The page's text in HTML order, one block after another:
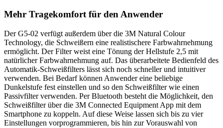
Mehr Tragekomfort für den Anwender
Der G5-02 verfügt außerdem über die 3M Natural Colour
Technology, die Schweißern eine realistischere Farbwahrnehmung
ermöglicht. Der Filter weist eine Tönung der Hellstufe 2,5 mit
natürlicher Farbwahrnehmung auf. Das überarbeitete Bedienfeld des
Automatik-Schweißfilters lässt sich noch schneller und intuitiver
verwenden. Bei Bedarf können Anwender eine beliebige
Dunkelstufe fest einstellen und so den Schweißfilter wie einen
Passivfilter verwenden. Per Bluetooth besteht die Möglichkeit, den
Schweißfilter über die 3M Connected Equipment App mit dem
Smartphone zu koppeln. Auf diese Weise lassen sich bis zu vier
Einstellungen vorprogrammieren, bis hin zur Vorauswahl von